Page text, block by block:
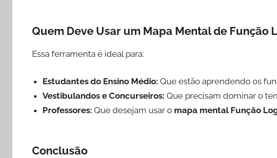
Quem Deve Usar um Mapa Mental de Função
Essa ferramenta é ideal para:
Estudantes do Ensino Médio: Que estão aprendendo os
Vestibulandos e Concurseiros: Que precisam dominar o
Professores: Que desejam usar o mapa mental Função
Conclusão